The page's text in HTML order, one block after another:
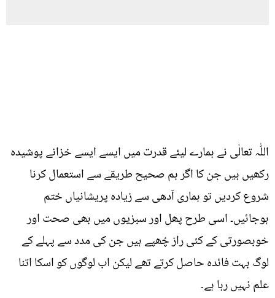
اللّٰہ تعالٰی نے ہمارے لیئے قدرت میں ایسے ایسے خزانے پوشیدہ
رکھیں ہیں جن کا اگر ہم صحیح طریقے سے استعمال کرنا
شروع کردیں تو ہماری آدھی سے زیادہ پریشانیاں ختم
ہوجائیں۔ اسی طرح پھل اور سبزیوں میں بھی صحت اور
خوبصورتی کے کئی راز چُھپے ہیں جن کی مدد سے پہلے کے
لوگ بہت فائدہ حاصل کرتے تھے لیکن اب لوگوں کو اسکا اتنا
علم نہیں رہا ہے۔